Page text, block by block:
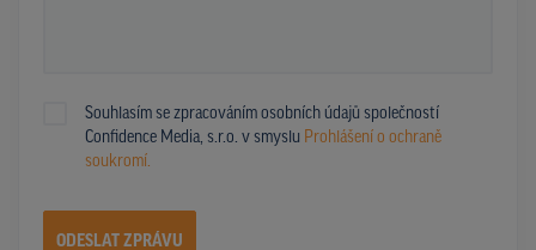
Souhlasím se zpracováním osobních údajů společností
Confidence Media, s.r.o. v smyslu Prohlášení o ochraně
soukromí.
ODESLAT ZPRÁVU